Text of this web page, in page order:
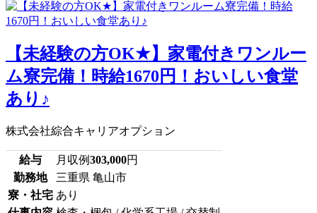
【未経験の方OK★】家電付きワンルー
ム寮完備！時給1670円！おいしい食堂
あり♪
株式会社綜合キャリアオプション
給与 月収例303,000円
勤務地
三重県 亀山市
寮・社宅 あり